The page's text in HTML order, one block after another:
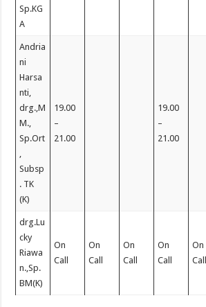
Sp.KG
A
Andria
ni
Harsa
nti,
drg.,M
M.,
Sp.Ort
,
Subsp
. TK
(K)
19.00
–
21.00
19.00
–
21.00
drg.Lu
cky
Riawa
n.,Sp.
BM(K)
On
Call
On
Call
On
Call
On
Call
On
Call